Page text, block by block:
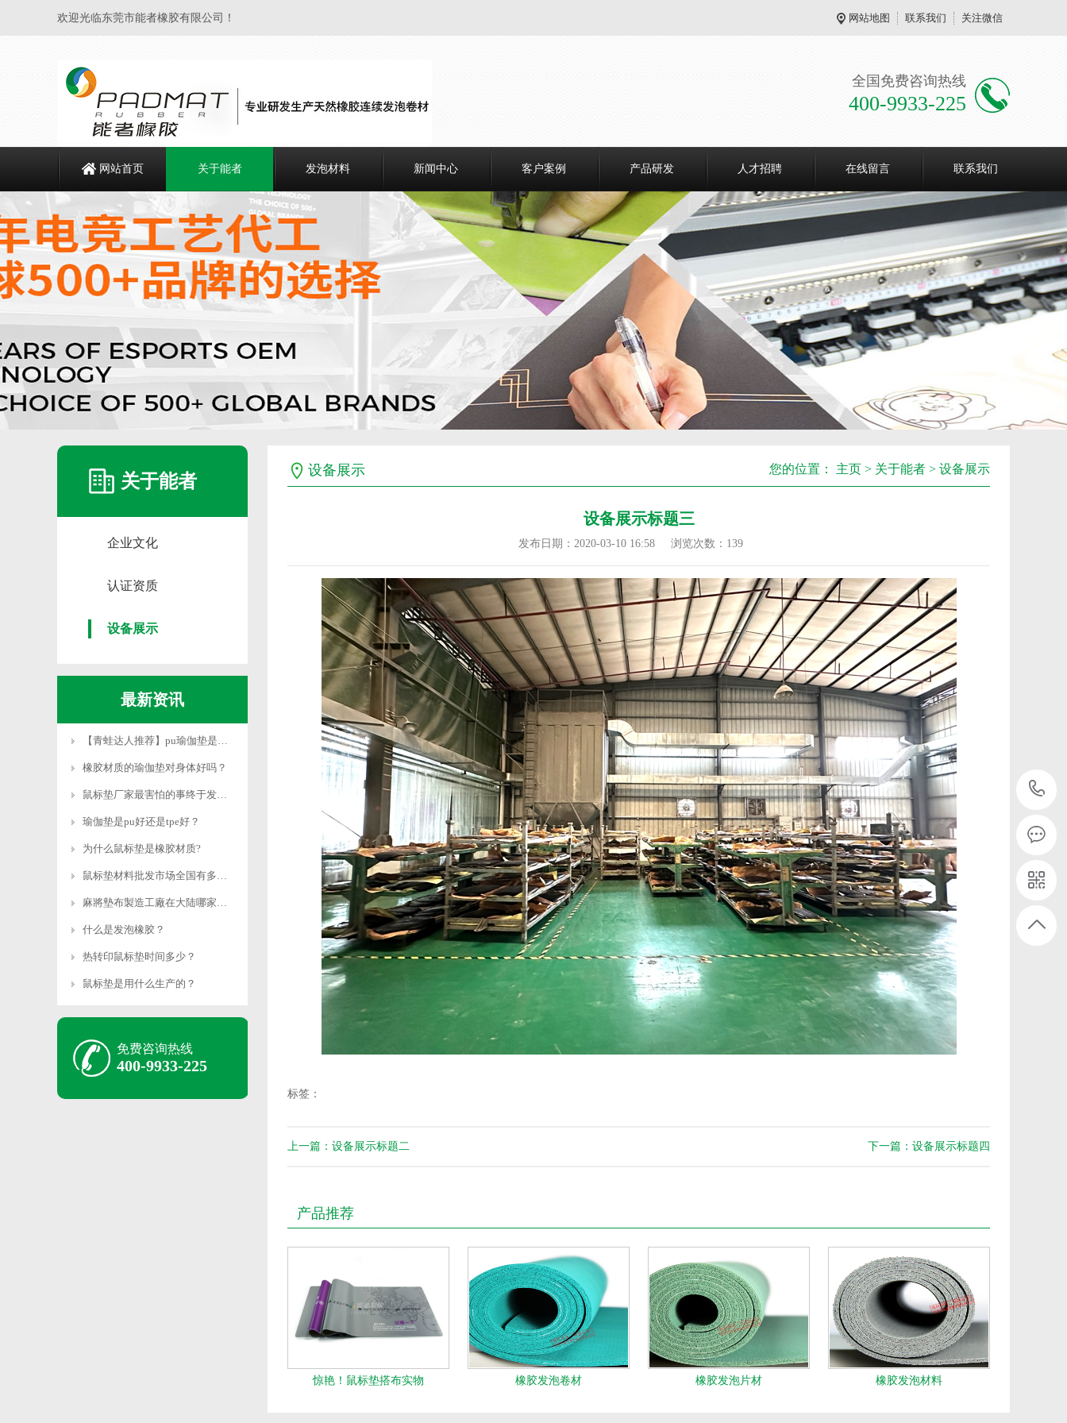
欢迎光临东莞市能者橡胶有限公司！ 网站地图 联系我们 关注微信
全国免费咨询热线
400-9933-225
网站首页 关于能者 发泡材料 新闻中心 客户案例 产品研发 人才招聘 在线留言 联系我们
关于能者
企业文化
认证资质
设备展示
最新资讯
【青蛙达人推荐】pu瑜伽垫是什么材质
橡胶材质的瑜伽垫对身体好吗？
鼠标垫厂家最害怕的事终于发生了！
瑜伽垫是pu好还是tpe好？
为什么鼠标垫是橡胶材质?
鼠标垫材料批发市场全国有多少？
麻將墊布製造工廠在大陆哪家好？
什么是发泡橡胶？
热转印鼠标垫时间多少？
鼠标垫是用什么生产的？
免费咨询热线
400-9933-225
设备展示 您的位置： 主页 > 关于能者 > 设备展示
设备展示标题三
发布日期：2020-03-10 16:58 浏览次数： 139
标签：
上一篇：设备展示标题二 下一篇：设备展示标题四
产品推荐
惊艳！鼠标垫搭布实物 橡胶发泡卷材 橡胶发泡片材 橡胶发泡材料